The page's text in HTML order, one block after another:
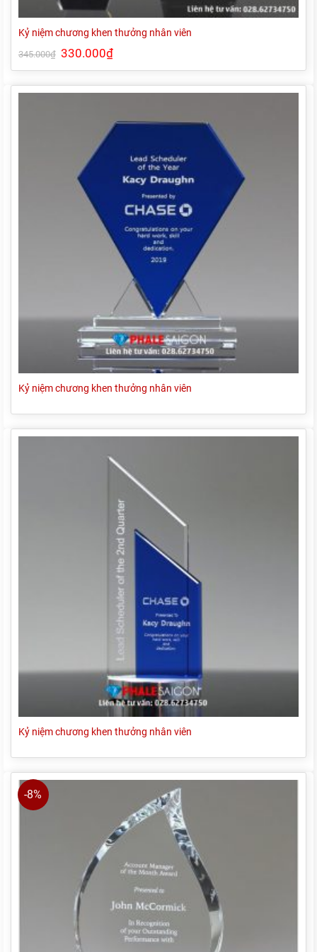
Kỷ niệm chương khen thưởng nhân viên
345.000₫ Giá
gốc
là:
330.000₫Giá
hiện
tại
330.000₫.
Kỷ niệm chương khen thưởng nhân viên
Kỷ niệm chương khen thưởng nhân viên
-8%